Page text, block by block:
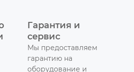
Гарантия и
сервис
Мы предоставляем
гарантию на
оборудование и